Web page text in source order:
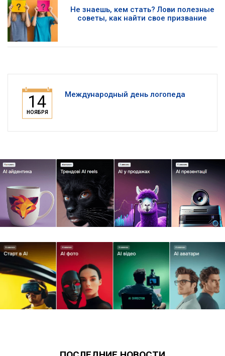
Не знаешь, кем стать? Лови полезные
советы, как найти свое призвание
14
НОЯБРЯ
Международный день логопеда